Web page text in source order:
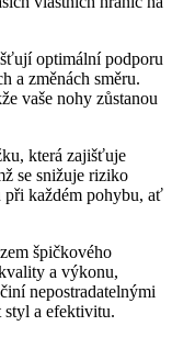
optimální podporu
a změnách směru.
vaše nohy zůstanou
která zajišťuje
se snižuje riziko
při každém pohybu, ať
špičkového
a výkonu,
nepostradatelnými
styl a efektivitu.